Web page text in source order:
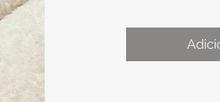
Medidas:
Espessura do